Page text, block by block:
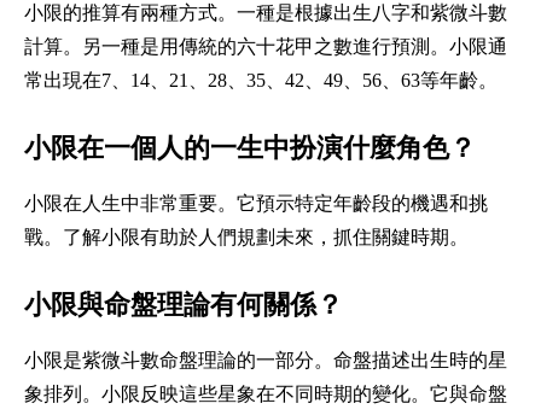
小限的推算有兩種方式。一種是根據出生八字和紫微斗數
計算。另一種是用傳統的六十花甲之數進行預測。小限通
常出現在7、14、21、28、35、42、49、56、63等年齡。
小限在一個人的一生中扮演什麼角色？
小限在人生中非常重要。它預示特定年齡段的機遇和挑
戰。了解小限有助於人們規劃未來，抓住關鍵時期。
小限與命盤理論有何關係？
小限是紫微斗數命盤理論的一部分。命盤描述出生時的星
象排列。小限反映這些星象在不同時期的變化。它與命盤